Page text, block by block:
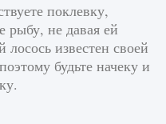
Крист в
поклевку,
рыбу, не давая ей
лосось известен своей
будьте начеку и